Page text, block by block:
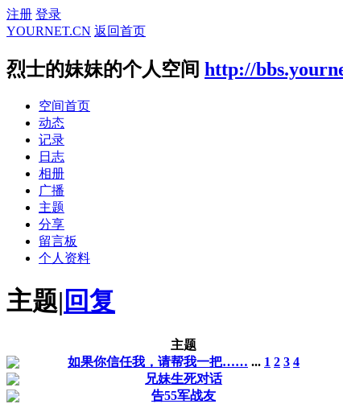
注册 登录
YOURNET.CN 返回首页
烈士的妹妹的个人空间 http://
空间首页
动态
记录
日志
相册
广播
主题
分享
留言板
个人资料
主题| 回复
主题
如果你信任我，请帮我一把…… ... 1 2 3 4
兄妹生死对话
告55军战友